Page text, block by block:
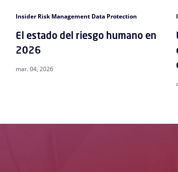
Insider Risk Management Data Protection
mar. 04, 2026
El estado del riesgo humano en
2026